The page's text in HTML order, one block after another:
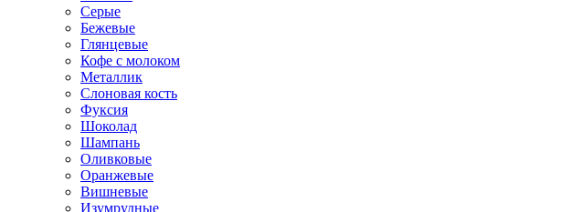
Серые
Бежевые
Глянцевые
Кофе с молоком
Металлик
Слоновая кость
Фуксия
Шоколад
Шампань
Оливковые
Оранжевые
Вишневые
Изумрудные